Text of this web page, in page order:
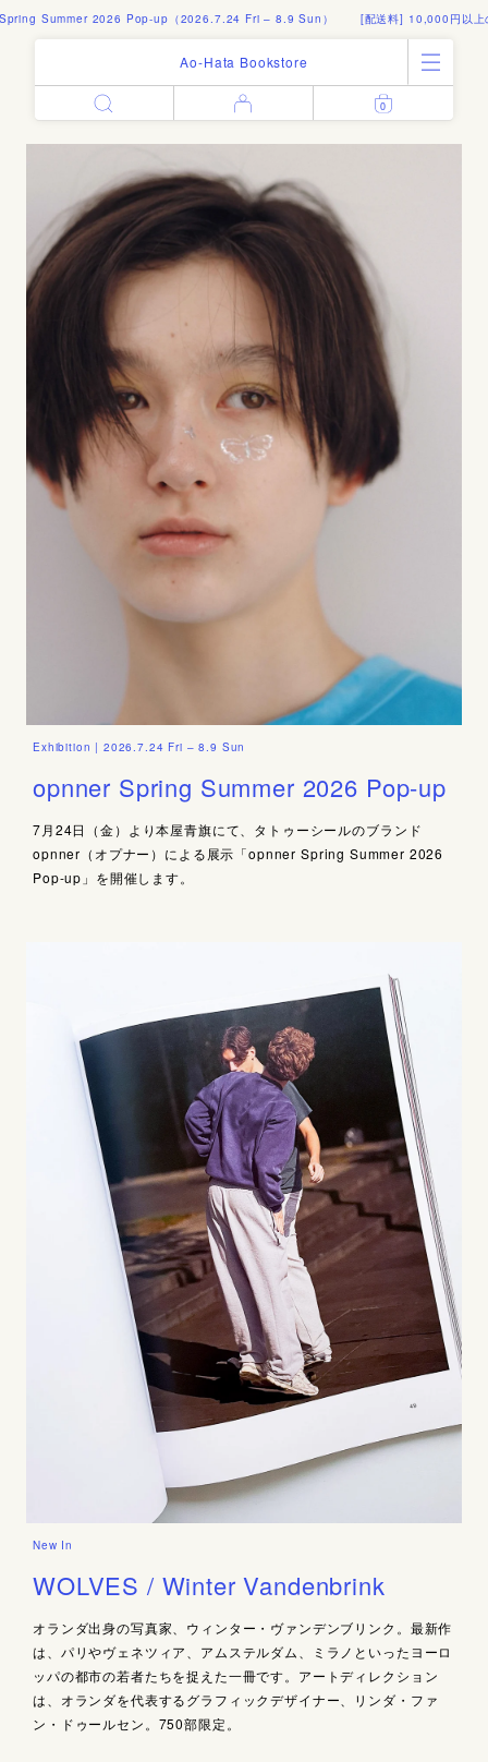
Pop-up（2026.7.24 Fri – 8.9 Sun） [配送料] 10,000円以上のご注文で国内送
Ao-Hata Bookstore
All Products
Books
Architecture
Art
Design
Fashion
Photography
Out of Print
Artworks
Goods
Editorial
Instagram
About
Enter
Log in
Email address
Forgot your password?
Sign in
Create account
0
Exhibition | 2026.7.24 Fri – 8.9 Sun
opnner Spring Summer 2026 Pop-up
7月24日（金）より本屋青旗にて、タトゥーシールのブランド
opnner（オプナー）による展示「opnner Spring Summer 2026
Pop-up」を開催します。
New In
WOLVES / Winter Vandenbrink
オランダ出身の写真家、ウィンター・ヴァンデンブリンク。最新作
は、パリやヴェネツィア、アムステルダム、ミラノといったヨーロ
ッパの都市の若者たちを捉えた一冊です。アートディレクション
は、オランダを代表するグラフィックデザイナー、リンダ・ファ
ン・ドゥールセン。750部限定。